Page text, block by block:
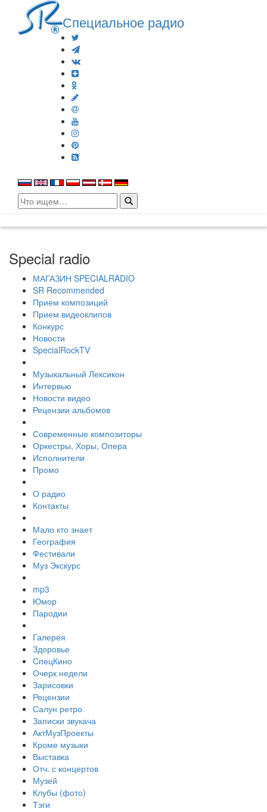
Специальное радио
Search
for:
Special radio
МАГАЗИН SPECIALRADIO
SR Recommended
Прием композиций
Прием видеоклипов
Конкурс
Новости
SpecialRockTV
Музыкальный Лексикон
Интервью
Новости видео
Рецензии альбомов
Современные композиторы
Оркестры, Хоры, Опера
Исполнители
Промо
О радио
Контакты
Мало кто знает
География
Фестивали
Муз Экскурс
mp3
Юмор
Пародии
Галерея
Здоровье
СпецКино
Очерк недели
Зарисовки
Рецензии
Салун ретро
Записки звукача
АктМузПроекты
Кроме музыки
Выставка
Отч. с концертов
Музей
Клубы (фото)
Тэги